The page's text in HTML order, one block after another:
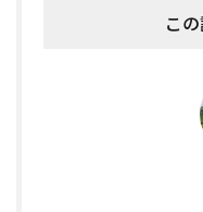
こ